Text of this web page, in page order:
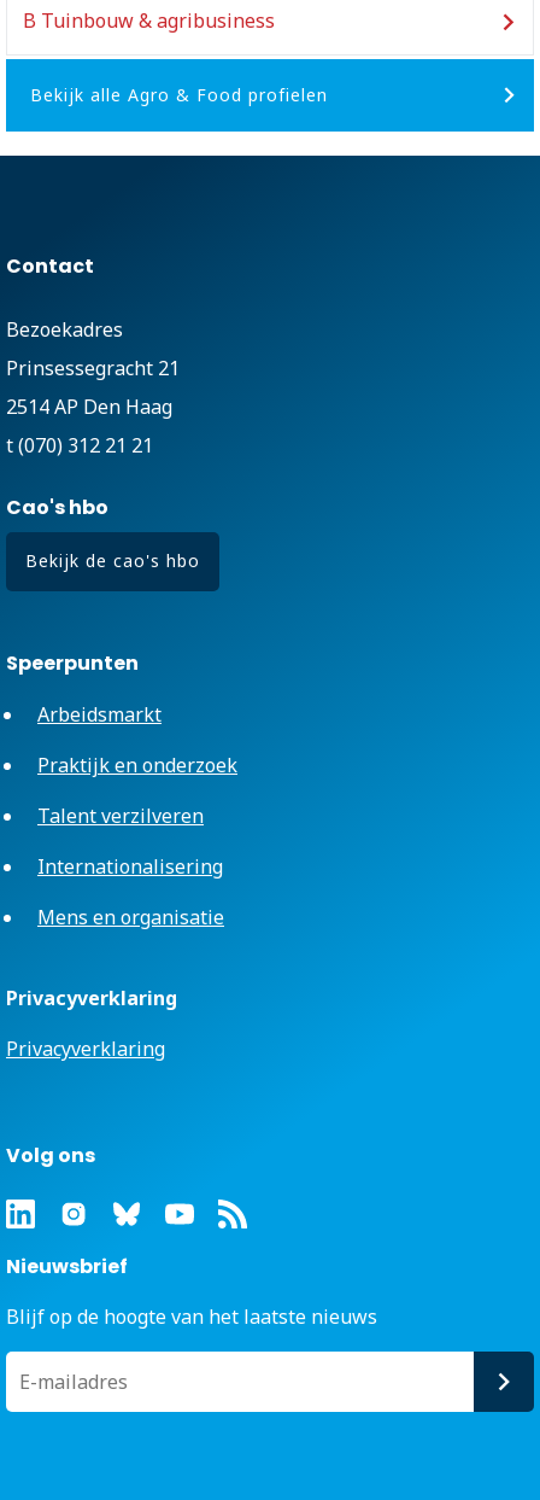
B Tuinbouw & agribusiness
Bekijk alle Agro & Food profielen
Contact
Bezoekadres
Prinsessegracht 21
2514 AP Den Haag
t (070) 312 21 21
Cao's hbo
Bekijk de cao's hbo
Speerpunten
Arbeidsmarkt
Praktijk en onderzoek
Talent verzilveren
Internationalisering
Mens en organisatie
Privacyverklaring
Privacyverklaring
Volg ons
Nieuwsbrief
Blijf op de hoogte van het laatste nieuws